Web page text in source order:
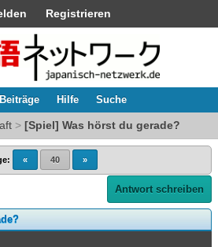
Registrieren
Hilfe Suche
> [Spiel] Was hörst du gerade?
« 40 »
Antwort schreiben